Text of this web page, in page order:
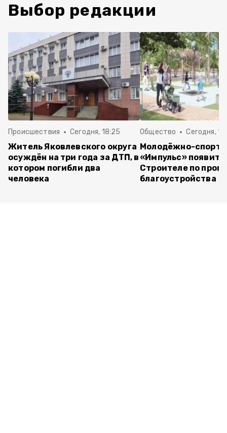
Выбор редакции
Происшествия Сегодня, 18:25
Житель Яковлевского округа
осуждён на три года за ДТП, в
котором погибли два
человека
Общество Сегодня,
Молодёжно-
«Импульс»
Строителе по
благоустройства